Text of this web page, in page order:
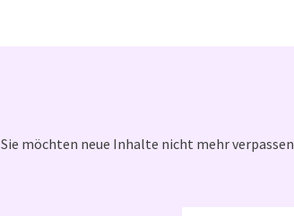
Sie möchten neue Inhalte nicht mehr